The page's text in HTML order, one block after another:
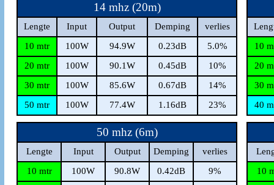
14 mhz (20m)
Lengte Input Output Demping
verlies
10 mtr
100W 94.9W 0.23dB
5.0%
20 mtr
100W 90.1W 0.45dB
10%
30 mtr
100W 85.6W 0.67dB
14%
50 mtr
100W 77.4W 1.16dB 23%
10
20
30
40
50 mhz (6m)
Lengte Input Output Demping
verlies
10 mtr
100W 90.8W 0.42dB
9%
10